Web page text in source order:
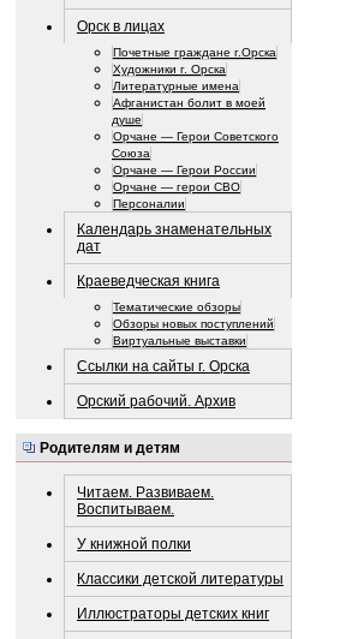
Орск в лицах
Почетные граждане г.Орска
Художники г. Орска
Литературные имена
Афганистан болит в моей
душе
Орчане — Герои Советского
Союза
Орчане — Герои России
Орчане — герои СВО
Персоналии
Календарь знаменательных
дат
Краеведческая книга
Тематические обзоры
Обзоры новых поступлений
Виртуальные выставки
Ссылки на сайты г. Орска
Орский рабочий. Архив
Родителям и детям
Читаем. Развиваем.
Воспитываем.
У книжной полки
Классики детской литературы
Иллюстраторы детских книг